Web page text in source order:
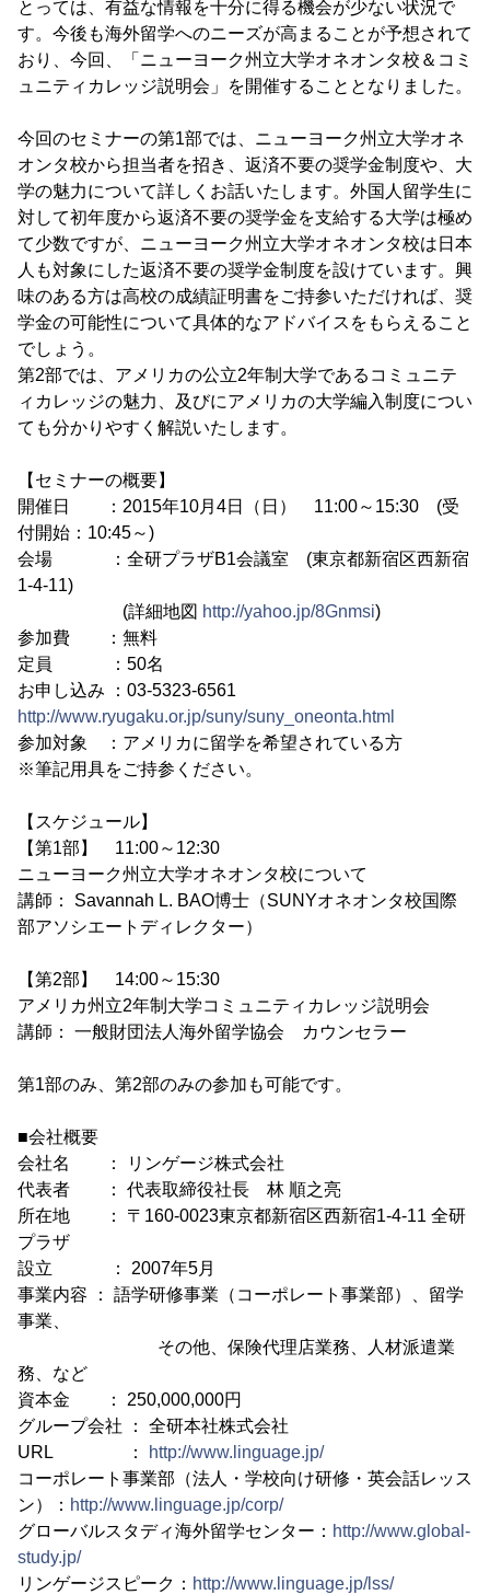
とっては、有益な情報を十分に得る機会が少ない状況で
す。今後も海外留学へのニーズが高まることが予想されて
おり、今回、「ニューヨーク州立大学オネオンタ校＆コミ
ュニティカレッジ説明会」を開催することとなりました。
今回のセミナーの第1部では、ニューヨーク州立大学オネ
オンタ校から担当者を招き、返済不要の奨学金制度や、大
学の魅力について詳しくお話いたします。外国人留学生に
対して初年度から返済不要の奨学金を支給する大学は極め
て少数ですが、ニューヨーク州立大学オネオンタ校は日本
人も対象にした返済不要の奨学金制度を設けています。興
味のある方は高校の成績証明書をご持参いただければ、奨
学金の可能性について具体的なアドバイスをもらえること
でしょう。
第2部では、アメリカの公立2年制大学であるコミュニテ
ィカレッジの魅力、及びにアメリカの大学編入制度につい
ても分かりやすく解説いたします。
【セミナーの概要】
開催日 ：2015年10月4日（日） 11:00～15:30 (受
付開始：10:45～)
会場 ：全研プラザB1会議室 (東京都新宿区西新宿
1-4-11)
(詳細地図 http://yahoo.jp/8Gnmsi)
参加費 ：無料
定員 ：50名
お申し込み ：03-5323-6561
http://www.ryugaku.or.jp/suny/suny_oneonta.html
参加対象 ：アメリカに留学を希望されている方
※筆記用具をご持参ください。
【スケジュール】
【第1部】 11:00～12:30
ニューヨーク州立大学オネオンタ校について
講師： Savannah L. BAO博士（SUNYオネオンタ校国際
部アソシエートディレクター）
【第2部】 14:00～15:30
アメリカ州立2年制大学コミュニティカレッジ説明会
講師： 一般財団法人海外留学協会 カウンセラー
第1部のみ、第2部のみの参加も可能です。
■会社概要
会社名 ： リンゲージ株式会社
代表者 ： 代表取締役社長 林 順之亮
所在地 ： 〒160-0023東京都新宿区西新宿1-4-11 全研
プラザ
設立 ： 2007年5月
事業内容 ： 語学研修事業（コーポレート事業部）、留学
事業、
その他、保険代理店業務、人材派遣業
務、など
資本金 ： 250,000,000円
グループ会社 ： 全研本社株式会社
URL ：
http://www.linguage.jp/
コーポレート事業部（法人・学校向け研修・英会話レッス
ン）： http://www.linguage.jp/corp/
グローバルスタディ海外留学センター： http://www.global-
study.jp/
リンゲージスピーク： http://www.linguage.jp/lss/